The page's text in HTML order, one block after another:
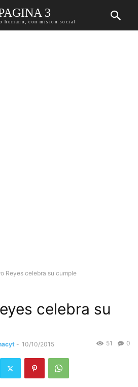
3
humano, con mision social
Reyes celebra su cumple
celebra su
- 10/10/2015 0
51